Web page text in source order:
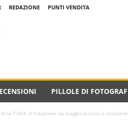
REDAZIONE PUNTI VENDITA
PILLOLE DI
Sirui T-004: Il treppiede da viaggio piccolo e